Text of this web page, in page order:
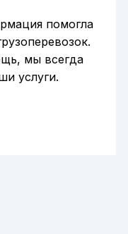
помогла
мы всегда
услуги.